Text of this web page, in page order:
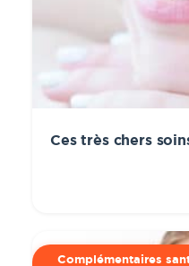
Ces très chers
Complémentaires